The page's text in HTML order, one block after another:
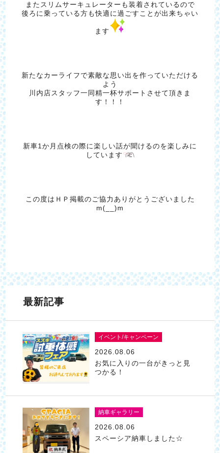
またスリムサーキュレーターも装着されているので
後ろに乗っている方も快適に過ごすことが出来ちゃい
ます
新たなカーライフで素敵な思い出を作っていただける
よう
川内店スタッフ一同精一杯サポートさせて頂きま
す！！！
新車1か月点検の際に楽しい話が聞けるのを楽しみに
しています
この度はＨＰ掲載のご協力ありがとうございました
m(__)m
最新記事
イベント/キャンペーン
2026.08.06
お気に入りの一台がきっと見
つかる！
納車ギャラリー
2026.08.06
スペーシア納車しました☆